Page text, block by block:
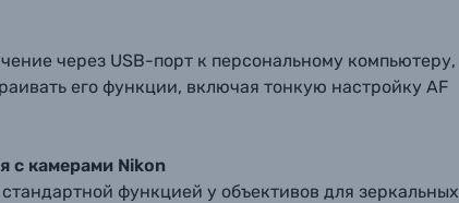
через USB-порт к персональному компьютеру,
его функции, включая тонкую настройку AF
с камерами Nikon
функцией у объективов для зеркальных